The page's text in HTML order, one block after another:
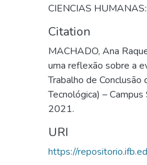
CIENCIAS
Citation
MACHADO, Ana
uma reflexão sobre a
Trabalho de Conclusão
Tecnológica) –
2021.
URI
https://